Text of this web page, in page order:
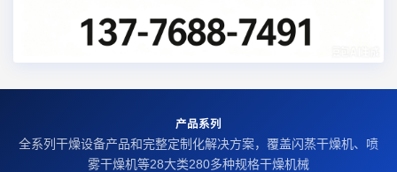
产品系列
全系列干燥设备产品和完整定制化解决方案，覆盖闪蒸干燥机、喷
雾干燥机等28大类280多种规格干燥机械